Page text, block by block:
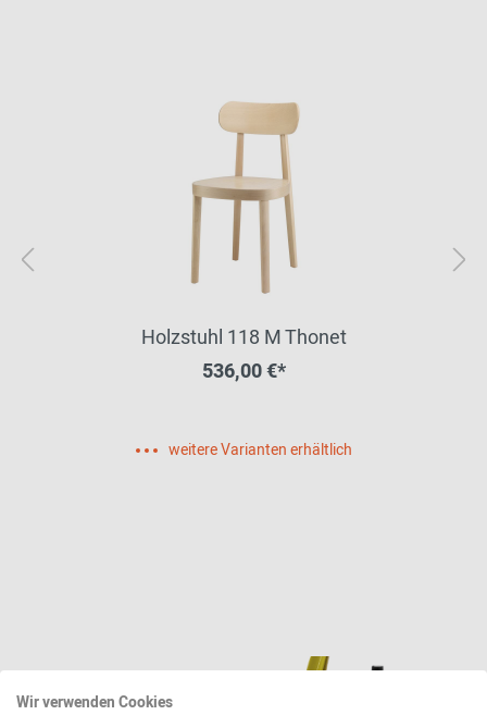
Holzstuhl 118 M Thonet
536,00 €*
weitere Varianten erhältlich
Wir verwenden Cookies